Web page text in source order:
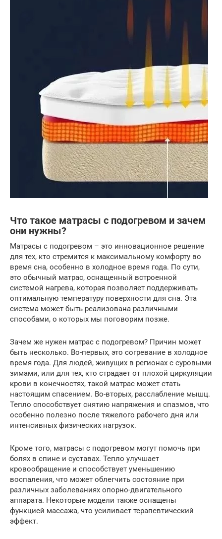
Что такое матрасы с подогревом и зачем
они нужны?
Матрасы с подогревом – это инновационное решение
для тех, кто стремится к максимальному комфорту во
время сна, особенно в холодное время года. По сути,
это обычный матрас, оснащенный встроенной
системой нагрева, которая позволяет поддерживать
оптимальную температуру поверхности для сна. Эта
система может быть реализована различными
способами, о которых мы поговорим позже.
Зачем же нужен матрас с подогревом? Причин может
быть несколько. Во-первых, это согревание в холодное
время года. Для людей, живущих в регионах с суровыми
зимами, или для тех, кто страдает от плохой циркуляции
крови в конечностях, такой матрас может стать
настоящим спасением. Во-вторых, расслабление мышц.
Тепло способствует снятию напряжения и спазмов, что
особенно полезно после тяжелого рабочего дня или
интенсивных физических нагрузок.
Кроме того, матрасы с подогревом могут помочь при
болях в спине и суставах. Тепло улучшает
кровообращение и способствует уменьшению
воспаления, что может облегчить состояние при
различных заболеваниях опорно-двигательного
аппарата. Некоторые модели также оснащены
функцией массажа, что усиливает терапевтический
эффект.